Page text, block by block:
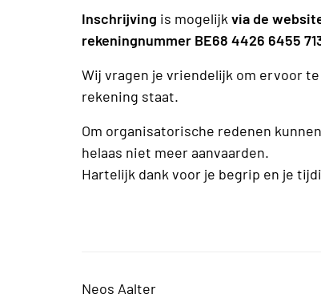
Inschrijving is mogelijk via de
rekeningnummer BE68 4426 6455
Wij vragen je vriendelijk om ervoor
rekening staat.
Om organisatorische redenen
helaas niet meer aanvaarden.
Hartelijk dank voor je begrip en je
Neos Aalter